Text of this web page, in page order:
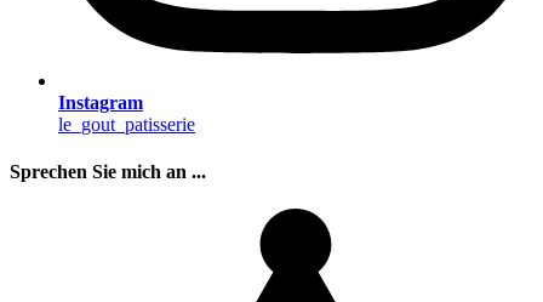
Instagram
le_gout_patisserie
Sprechen Sie mich an ...